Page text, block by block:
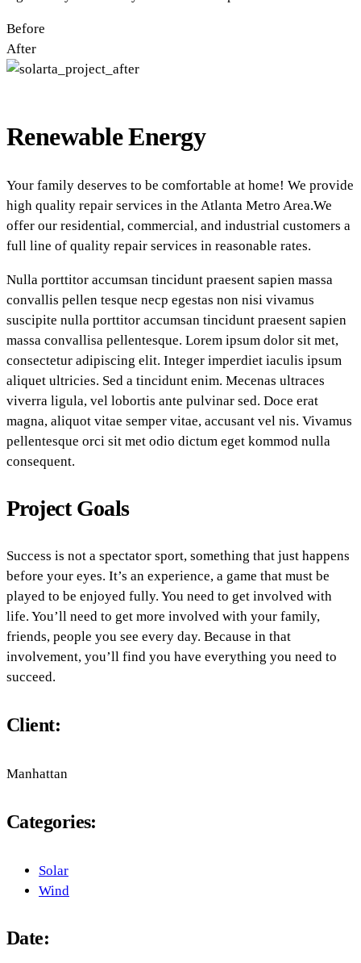
Before
After
Renewable Energy
Your family deserves to be comfortable at home! We provide
high quality repair services in the Atlanta Metro Area.We
offer our residential, commercial, and industrial customers a
full line of quality repair services in reasonable rates.
Nulla porttitor accumsan tincidunt praesent sapien massa
convallis pellen tesque necp egestas non nisi vivamus
suscipite nulla porttitor accumsan tincidunt praesent sapien
massa convallisa pellentesque. Lorem ipsum dolor sit met,
consectetur adipiscing elit. Integer imperdiet iaculis ipsum
aliquet ultricies. Sed a tincidunt enim. Mecenas ultraces
viverra ligula, vel lobortis ante pulvinar sed. Doce erat
magna, aliquot vitae semper vitae, accusant vel nis. Vivamus
pellentesque orci sit met odio dictum eget kommod nulla
consequent.
Project Goals
Success is not a spectator sport, something that just happens
before your eyes. It’s an experience, a game that must be
played to be enjoyed fully. You need to get involved with
life. You’ll need to get more involved with your family,
friends, people you see every day. Because in that
involvement, you’ll find you have everything you need to
succeed.
Client:
Manhattan
Categories:
Solar
Wind
Date: